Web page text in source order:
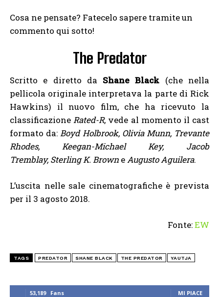
53,189 Fans MI PIACE
Cosa ne pensate? Fatecelo sapere tramite un
commento qui sotto!
The Predator
Scritto e diretto da Shane Black (che nella
pellicola originale interpretava la parte di Rick
Hawkins) il nuovo film, che ha ricevuto la
classificazioneRated-R, vede al momento il cast
formato da:Boyd Holbrook, Olivia Munn, Trevante
Rhodes, Keegan-Michael Key, Jacob
Tremblay, Sterling K. Brown eAugusto Aguilera.
L’uscita nelle sale cinematografiche è prevista
per il 3 agosto 2018.
Fonte:EW
TAGS PREDATOR SHANE BLACK THE PREDATOR YAUTJA